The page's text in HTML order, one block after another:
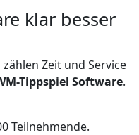
klar besser
Zeit und Service
Tippspiel Software.
Teilnehmende.